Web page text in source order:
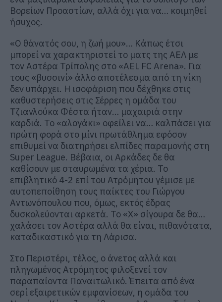
Βορείων Προαστίων, αλλά όχι για να… κοιμηθεί
ήσυχος.
«Ο θάνατός σου, η ζωή μου»… Κάπως έτσι
μπορεί να χαρακτηριστεί το ματς της ΑΕΛ με
τον Αστέρα Τρίπολης στο «AEL FC Arena». Για
τους «βυσσινί» άλλο αποτέλεσμα από τη νίκη
δεν υπάρχει. Η ισοφάριση που δέχθηκε στις
καθυστερήσεις στις Σέρρες η ομάδα του
Τζιανλούκα Φέστα ήταν… μαχαιριά στην
καρδιά. Το «αλογάκι» οφείλει να… καλπάσει για
πρώτη φορά στο μίνι πρωτάθλημα εφόσον
επιθυμεί να διατηρήσει ελπίδες παραμονής στη
Super League. Βέβαια, οι Αρκάδες δε θα
καθίσουν με σταυρωμένα τα χέρια. Το
επιβλητικό 4-2 επί του Ατρόμητου γέμισε με
αυτοπεποίθηση τους παίκτες του Γιώργου
Αντωνόπουλου που, όμως, εκτός έδρας
δυσκολεύονται αρκετά. Το «Χ» σίγουρα δε θα…
χαλάσει τον Αστέρα αλλά θα είναι, πιθανότατα,
καταδικαστικό για τη Λάρισα.
Στο Περιστέρι, τέλος, ο άνετος αλλά και
πληγωμένος Ατρόμητος φιλοξενεί τον
παραπαίοντα Παναιτωλικό. Έπειτα από ένα
σερί εξαιρετικών εμφανίσεων, η ομάδα του